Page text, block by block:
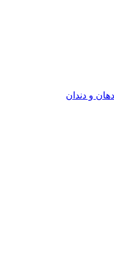
و دندان